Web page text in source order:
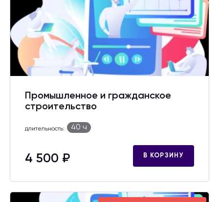
Промышленное и гражданское
строительство
длительность: 40 ч
4 500 ₽ В КОРЗИНУ